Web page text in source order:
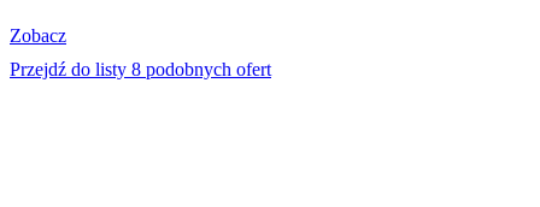
Zobacz
Przejdź do listy 8 podobnych ofert